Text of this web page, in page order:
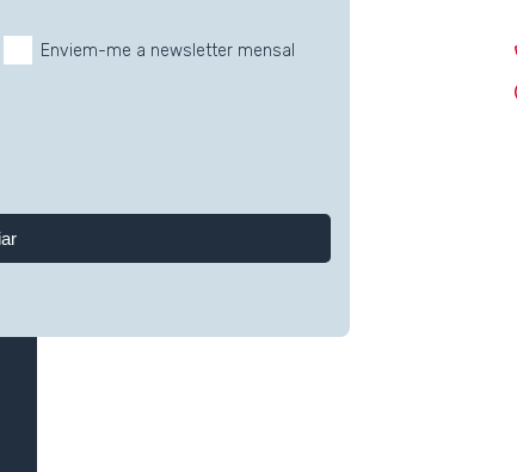
Enviem-me a newsletter mensal